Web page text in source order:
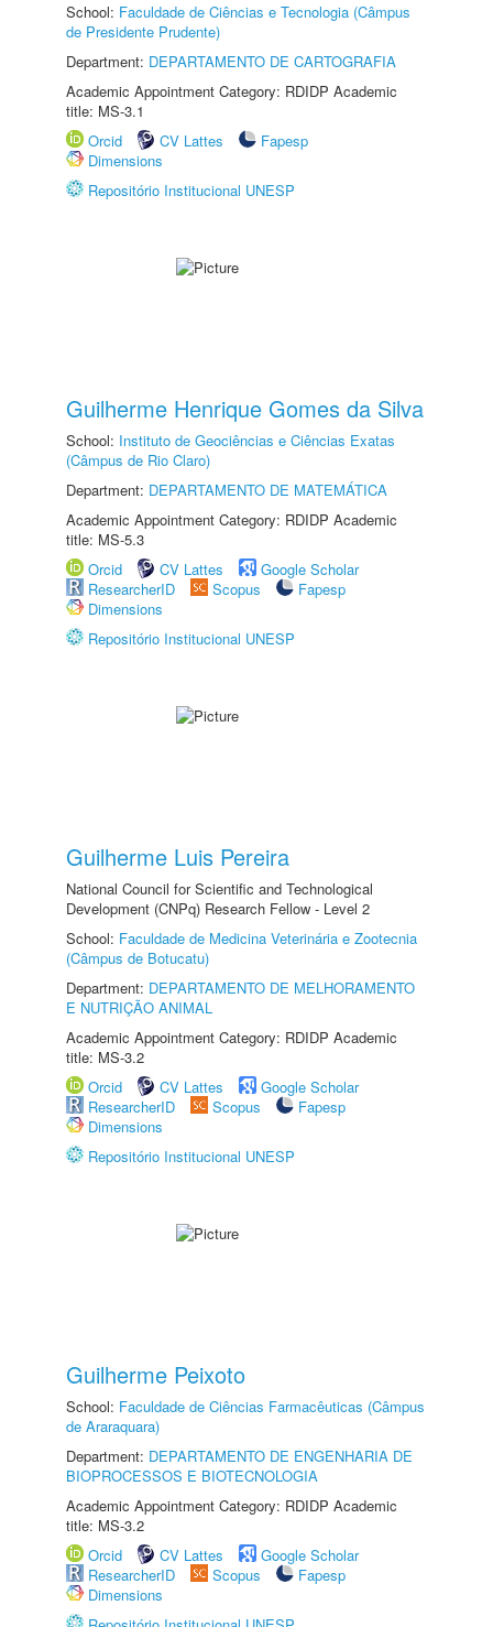
School: Faculdade de Ciências e Tecnologia (Câmpus
de Presidente Prudente)
Department: DEPARTAMENTO DE CARTOGRAFIA
Academic Appointment Category: RDIDP Academic
title: MS-3.1
Orcid
CV Lattes
Fapesp
Dimensions
Repositório Institucional UNESP
Guilherme Henrique Gomes da Silva
School: Instituto de Geociências e Ciências Exatas
(Câmpus de Rio Claro)
Department: DEPARTAMENTO DE MATEMÁTICA
Academic Appointment Category: RDIDP Academic
title: MS-5.3
Orcid
CV Lattes
Google Scholar
ResearcherID
Scopus
Fapesp
Dimensions
Repositório Institucional UNESP
Guilherme Luis Pereira
National Council for Scientific and Technological
Development (CNPq) Research Fellow - Level 2
School: Faculdade de Medicina Veterinária e Zootecnia
(Câmpus de Botucatu)
Department: DEPARTAMENTO DE MELHORAMENTO
E NUTRIÇÃO ANIMAL
Academic Appointment Category: RDIDP Academic
title: MS-3.2
Orcid
CV Lattes
Google Scholar
ResearcherID
Scopus
Fapesp
Dimensions
Repositório Institucional UNESP
Guilherme Peixoto
School: Faculdade de Ciências Farmacêuticas (Câmpus
de Araraquara)
Department: DEPARTAMENTO DE ENGENHARIA DE
BIOPROCESSOS E BIOTECNOLOGIA
Academic Appointment Category: RDIDP Academic
title: MS-3.2
Orcid
CV Lattes
Google Scholar
ResearcherID
Scopus
Fapesp
Dimensions